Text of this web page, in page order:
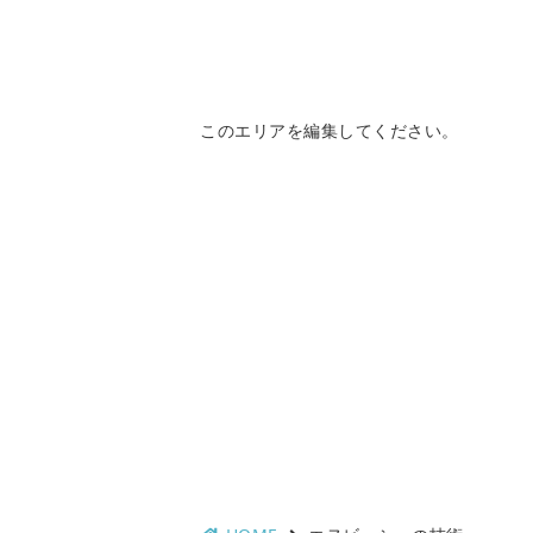
このエリアを編集してください。